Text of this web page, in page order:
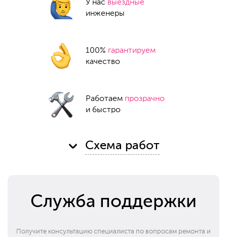
У нас выездные
инженеры
100% гарантируем
качество
Работаем прозрачно
и быстро
Схема работ
Служба поддержки
Получите консультацию специалиста по вопросам ремонта и